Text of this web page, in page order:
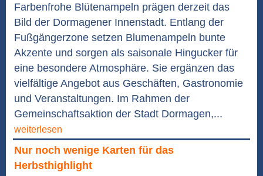
Farbenfrohe Blütenampeln prägen derzeit das
Bild der Dormagener Innenstadt. Entlang der
Fußgängerzone setzen Blumenampeln bunte
Akzente und sorgen als saisonale Hingucker für
eine besondere Atmosphäre. Sie ergänzen das
vielfältige Angebot aus Geschäften, Gastronomie
und Veranstaltungen. Im Rahmen der
Gemeinschaftsaktion der Stadt Dormagen,...
weiterlesen
Nur noch wenige Karten für das
Herbsthighlight